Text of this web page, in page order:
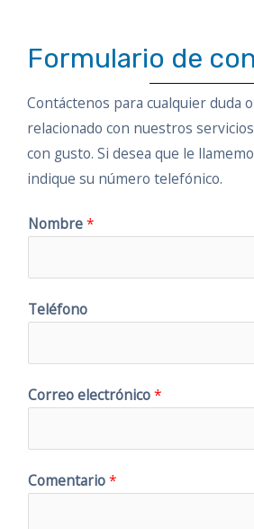
Formulario de
Contáctenos para cualquier duda
relacionado con nuestros
con gusto. Si desea que le
indique su número telefónico.
Nombre*
Teléfono
Correo electrónico*
Comentario*